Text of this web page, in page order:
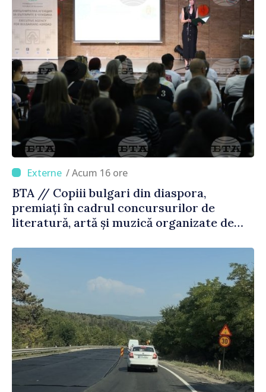
/ Acum 16 ore
BTA // Copiii bulgari din diaspora,
premiați în cadrul concursurilor de
literatură, artă și muzică organizate de
Străinătate